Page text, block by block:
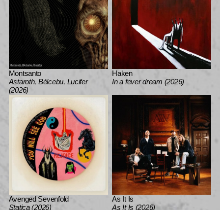
Montsanto
Astaroth, Bélcebu, Lucifer
(2026)
Haken
In a fever dream (2026)
Avenged Sevenfold
Statica (2026)
As It Is
As It Is (2026)